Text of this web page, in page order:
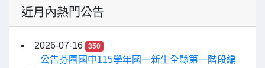
近月內熱門公告
2026-07-16 350
公告芬園國中115學年國一新生全縣第一階段編